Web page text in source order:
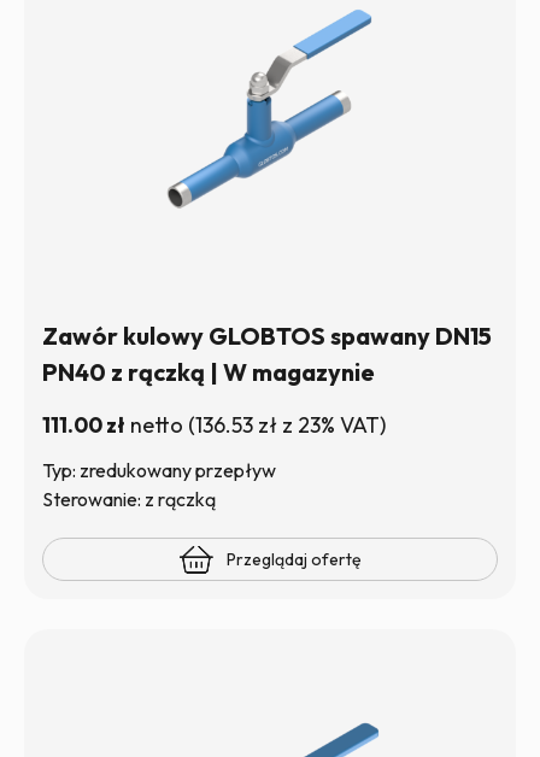
Zawór kulowy GLOBTOS spawany DN15
PN40 z rączką | W magazynie
111.00zł netto (136.53 zł z 23% VAT)
Typ: zredukowany przepływ
Sterowanie: z rączką
Przeglądaj ofertę